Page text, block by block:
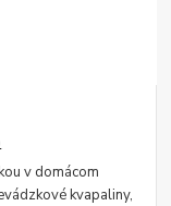
v domácom
kvapaliny,